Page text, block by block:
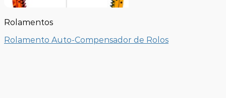
Rolamentos
Rolamento Auto-Compensador de Rolos